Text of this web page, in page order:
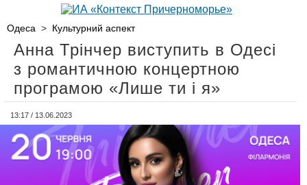
Одеса > Культурний аспект
Анна Трінчер виступить в Одесі
з романтичною концертною
програмою «Лише ти і я»
13:17 / 13.06.2023